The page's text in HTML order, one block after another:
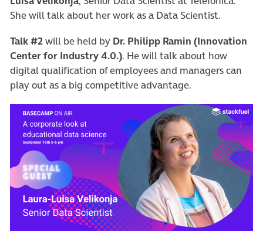
She will talk about her work as a Data Scientist.
Talk #2will be held by Dr. Philipp Ramin (Innovation
Center for Industry 4.0.). He will talk about how
digital qualification of employees and managers can
play out as a big competitive advantage.